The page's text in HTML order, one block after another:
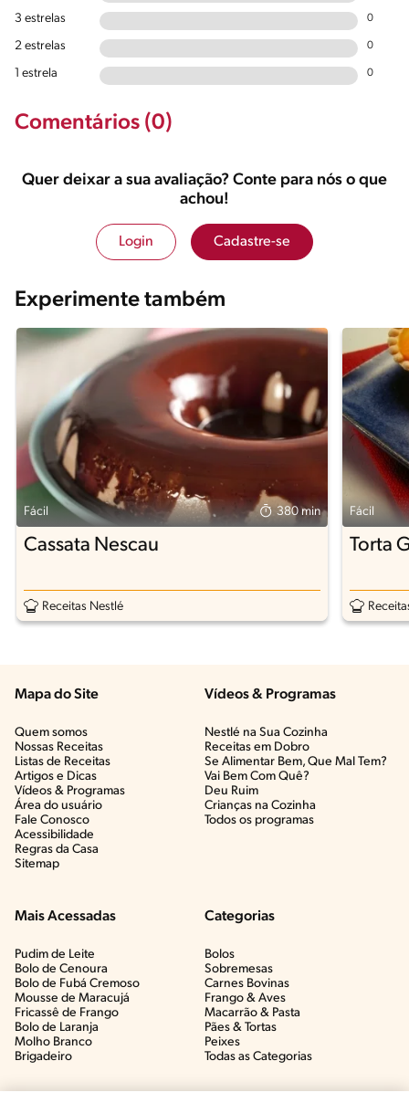
3 estrelas 0
2 estrelas 0
1 estrela 0
Comentários (0)
Quer deixar a sua avaliação? Conte para nós o que
achou!
Login Cadastre-se
Experimente também
Fácil 380 min
Cassata Nescau
Receitas Nestlé
Fácil
Torta
Mapa do Site
Quem somos
Nossas Receitas
Listas de Receitas​
Artigos e Dicas​
Vídeos & Programas​
Área do usuário
Fale Conosco
Acessibilidade
Regras da Casa
Sitemap
Vídeos & Programas​
Nestlé na Sua Cozinha
Receitas em Dobro
Se Alimentar Bem, Que Mal Tem?​
Vai Bem Com Quê?​
Deu Ruim​
Crianças na Cozinha​
Todos os programas
Mais Acessadas
Pudim de Leite
Bolo de Cenoura
Bolo de Fubá Cremoso
Mousse de Maracujá
Fricassê de Frango
Bolo de Laranja
Molho Branco
Brigadeiro
Categorias
Bolos
Sobremesas
Carnes Bovinas​
Frango & Aves​
Macarrão & Pasta​
Pães & Tortas​
Peixes
Todas as Categorias